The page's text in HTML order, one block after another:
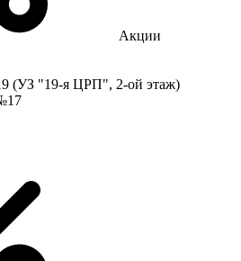
Акции
(УЗ "19-я ЦРП", 2-ой этаж)